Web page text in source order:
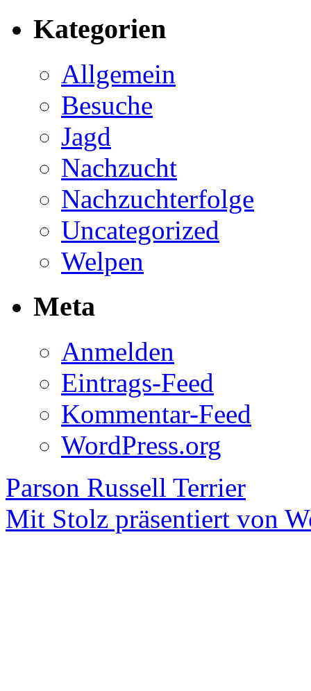
Kategorien
Allgemein
Besuche
Jagd
Nachzucht
Nachzuchterfolge
Uncategorized
Welpen
Meta
Anmelden
Eintrags-Feed
Kommentar-Feed
WordPress.org
Parson Russell Terrier
Mit Stolz präsentiert von